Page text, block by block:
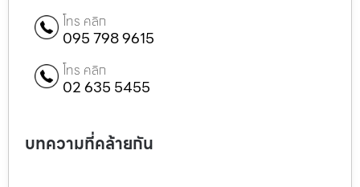
โทร คลิก
095 798 9615
โทร คลิก
02 635 5455
บทความที่คล้ายกัน